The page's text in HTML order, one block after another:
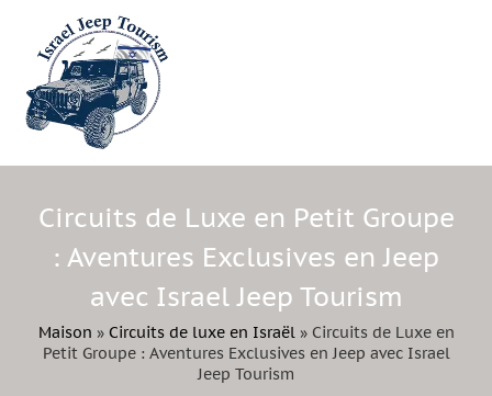
Circuits de Luxe en Petit Groupe
: Aventures Exclusives en Jeep
avec Israel Jeep Tourism
Maison » Circuits de luxe en Israël» Circuits de Luxe en
Petit Groupe : Aventures Exclusives en Jeep avec Israel
Jeep Tourism